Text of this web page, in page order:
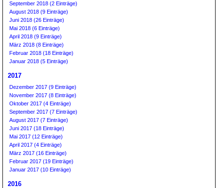
September 2018 (2 Einträge)
August 2018 (9 Einträge)
Juni 2018 (26 Einträge)
Mai 2018 (6 Einträge)
April 2018 (9 Einträge)
März 2018 (8 Einträge)
Februar 2018 (18 Einträge)
Januar 2018 (5 Einträge)
2017
Dezember 2017 (9 Einträge)
November 2017 (8 Einträge)
Oktober 2017 (4 Einträge)
September 2017 (7 Einträge)
August 2017 (7 Einträge)
Juni 2017 (18 Einträge)
Mai 2017 (12 Einträge)
April 2017 (4 Einträge)
März 2017 (16 Einträge)
Februar 2017 (19 Einträge)
Januar 2017 (10 Einträge)
2016